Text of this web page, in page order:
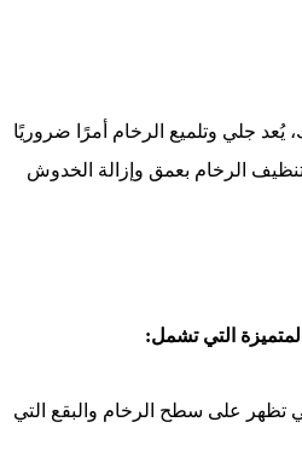
يُعد جلي وتلميع الرخام أمرًا ضروريًا
الرخام بعمق وإزالة الخدوش
التي تشمل:
تظهر على سطح الرخام والبقع التي